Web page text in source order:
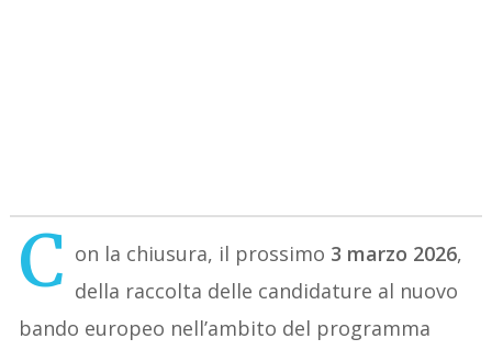
C on la chiusura, il prossimo 3 marzo 2026,
della raccolta delle candidature al nuovo
bando europeo nell’ambito del programma